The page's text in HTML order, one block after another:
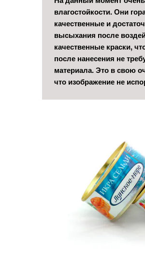
влагостойкости. Они
качественные и
высыхания после
качественные краски,
после нанесения не
материала. Это в свою
что изображение не